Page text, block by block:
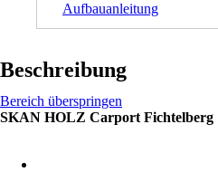
Aufbauanleitung
Beschreibung
Bereich überspringen
SKAN HOLZ Carport Fichtelberg